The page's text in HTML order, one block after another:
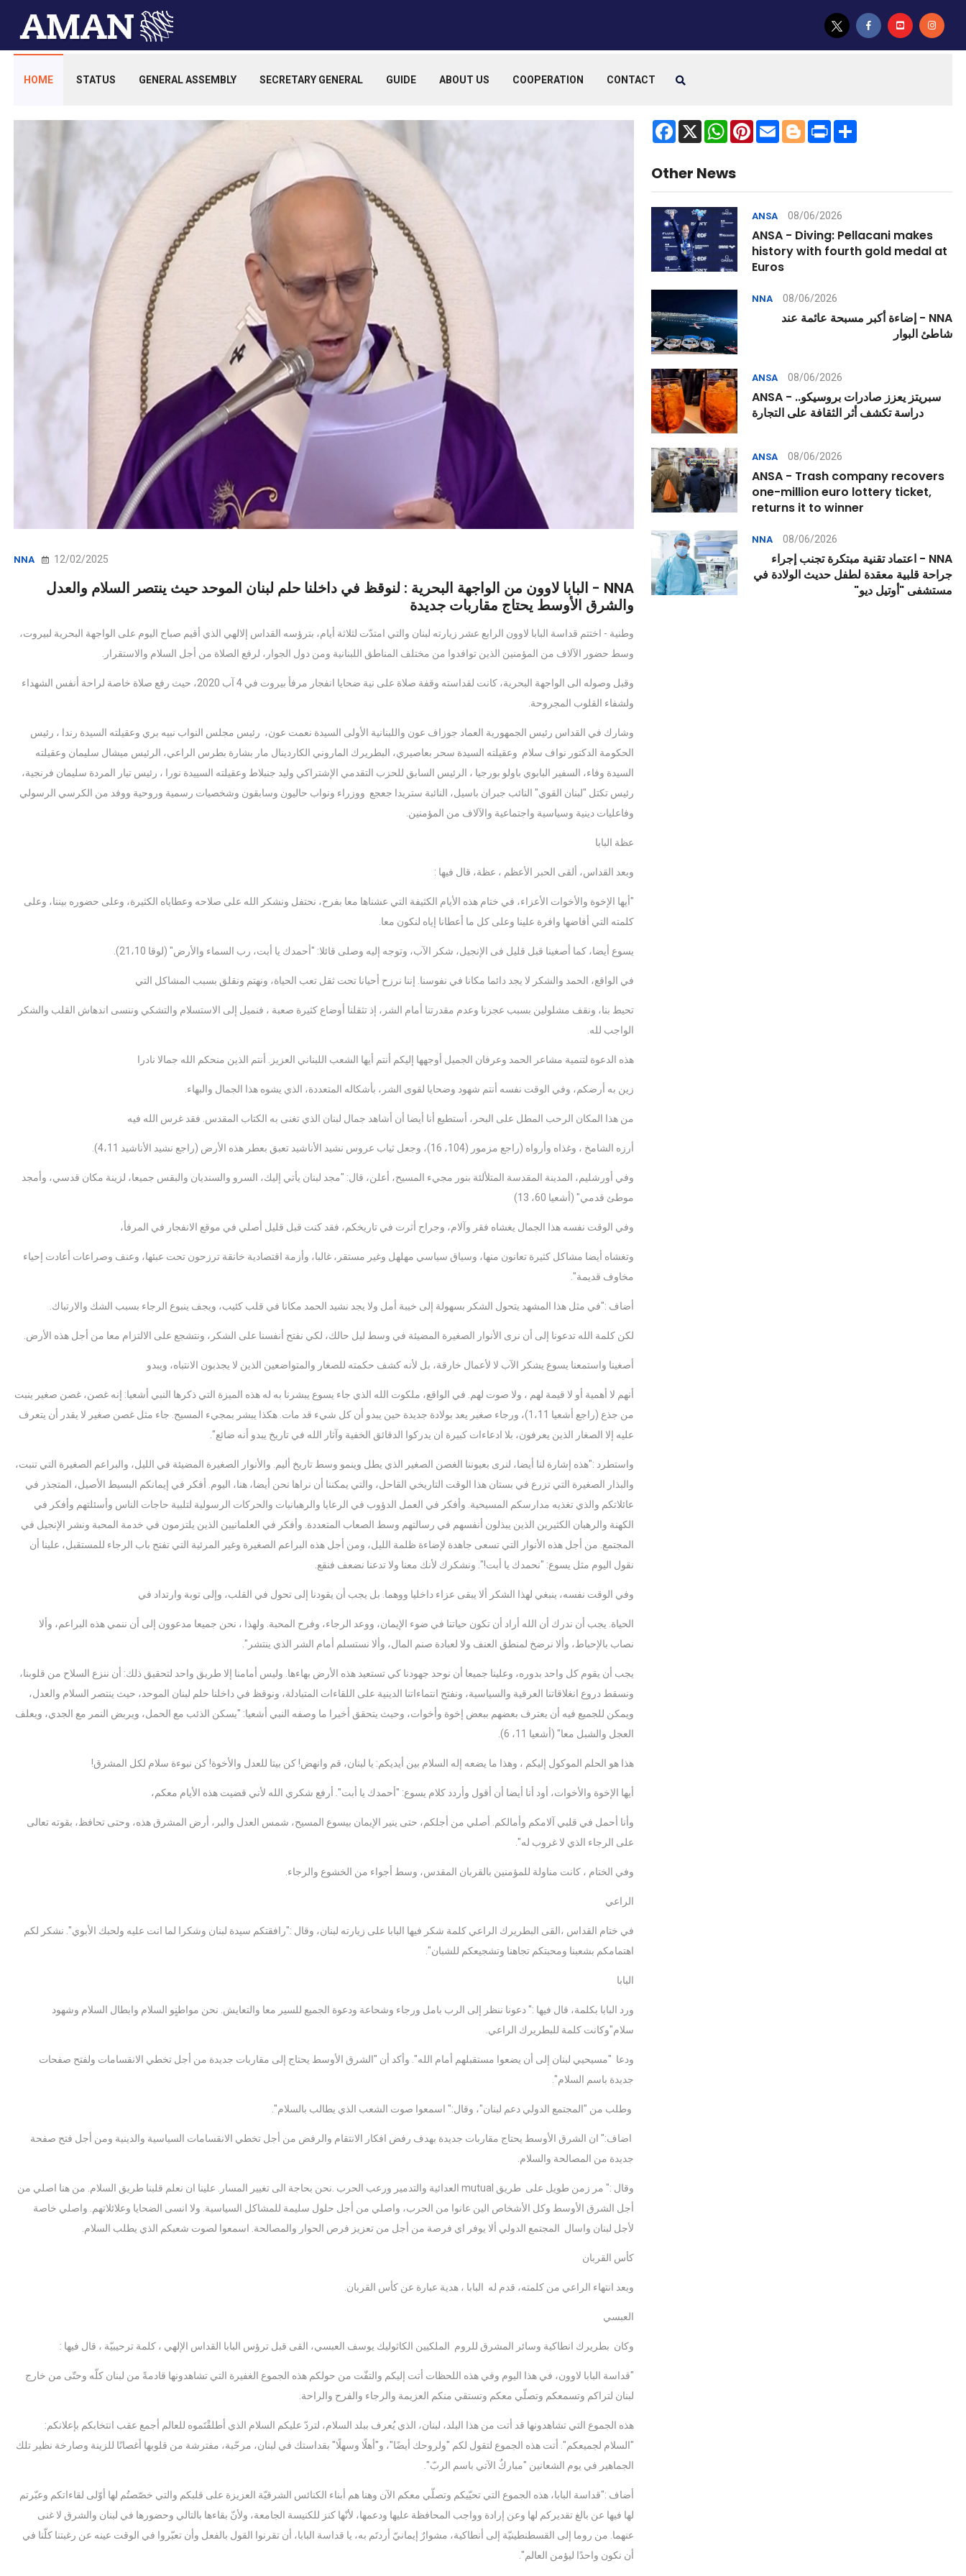
HOME STATUS GENERAL ASSEMBLY SECRETARY GENERAL GUIDE ABOUT US COOPERATION CONTACT
NNA 12/02/2025
NNA - البابا لاوون من الواجهة البحرية : لنوقظ في داخلنا حلم لبنان الموحد حيث ينتصر السلام والعدل
والشرق الأوسط يحتاج مقاربات جديدة
وطنية - اختتم قداسة البابا لاوون الرابع عشر زيارته لبنان والتي امتدّت لثلاثة أيام، بترؤسه القداس إلالهي الذي أقيم صباح اليوم على الواجهة البحرية لبيروت،
وسط حضور الآلاف من المؤمنين الذين توافدوا من مختلف المناطق اللبنانية ومن دول الجوار، لرفع الصلاة من أجل السلام والاستقرار.
وقبل وصوله الى الواجهة البحرية، كانت لقداسته وقفة صلاة على نية ضحايا انفجار مرفأ بيروت في 4 آب 2020، حيث رفع صلاة خاصة لراحة أنفس الشهداء
ولشفاء القلوب المجروحة.
وشارك في القداس رئيس الجمهورية العماد جوزاف عون واللبنانية الأولى السيدة نعمت عون، رئيس مجلس النواب نبيه بري وعقيلته السيدة رندا ، رئيس
الحكومة الدكتور نواف سلام وعقيلته السيدة سحر بعاصيري، البطريرك الماروني الكاردينال مار بشارة بطرس الراعي، الرئيس ميشال سليمان وعقيلته
السيدة وفاء، السفير البابوي باولو بورجيا ، الرئيس السابق للحزب التقدمي الإشتراكي وليد جنبلاط وعقيلته السييدة نورا ، رئيس تيار المردة سليمان فرنجية،
رئيس تكتل "لبنان القوي" النائب جبران باسيل، النائبة ستريدا جعجع ووزراء ونواب حاليون وسابقون وشخصيات رسمية وروحية ووفد من الكرسي الرسولي
وفاعليات دينية وسياسية واجتماعية والآلاف من المؤمنين.
عظة البابا
وبعد القداس، ألقى الحبر الأعظم ، عظة، قال فيها :
"أيها الإخوة والأخوات الأعزاء، في ختام هذه الأيام الكثيفة التي عشناها معا بفرح، نحتفل ونشكر الله على صلاحه وعطاياه الكثيرة، وعلى حضوره بيننا، وعلى
كلمته التي أفاضها وافرة علينا وعلى كل ما أعطانا إياه لنكون معا.
يسوع أيضا، كما أصغينا قبل قليل فى الإنجيل، شكر الآب، وتوجه إليه وصلى قائلا: "أحمدك يا أبت، رب السماء والأرض" (لوقا 21،10).
في الواقع، الحمد والشكر لا يجد دائما مكانا في نفوسنا. إننا نرزح أحيانا تحت ثقل تعب الحياة، ونهتم ونقلق بسبب المشاكل التي
تحيط بنا، ونقف مشلولين بسبب عجزنا وعدم مقدرتنا أمام الشر، إذ تثقلنا أوضاع كثيرة صعبة ، فنميل إلى الاستسلام والتشكي وننسى اندهاش القلب والشكر
الواجب لله.
هذه الدعوة لتنمية مشاعر الحمد وعرفان الجميل أوجهها إليكم أنتم أيها الشعب اللبناني العزيز. أنتم الذين منحكم الله جمالا نادرا
زين به أرضكم، وفي الوقت نفسه أنتم شهود وضحايا لقوى الشر، بأشكاله المتعددة، الذي يشوه هذا الجمال والبهاء.
من هذا المكان الرحب المطل على البحر، أستطيع أنا أيضا أن أشاهد جمال لبنان الذي تغنى به الكتاب المقدس. فقد غرس الله فيه
أرزه الشامخ ، وغذاه وأرواه (راجع مزمور (104، 16)، وجعل ثياب عروس نشيد الأناشيد تعبق بعطر هذه الأرض (راجع نشيد الأناشيد 4،11).
وفي أورشليم، المدينة المقدسة المتلألئة بنور مجيء المسيح، أعلن، قال: "مجد لبنان يأتي إليك، السرو والسنديان والبقس جميعا، لزينة مكان قدسي، وأمجد
موطئ قدمي" (أشعيا 60، 13)
وفي الوقت نفسه هذا الجمال يغشاه فقر وآلام، وجراح أثرت في تاريخكم، فقد كنت قبل قليل أصلي في موقع الانفجار في المرفأ،
وتغشاه أيضا مشاكل كثيرة تعانون منها، وسياق سياسي مهلهل وغير مستقر، غالبا، وأزمة اقتصادية خانقة ترزحون تحت عبئها، وعنف وصراعات أعادت إحياء
مخاوف قديمة".
أضاف :"في مثل هذا المشهد يتحول الشكر بسهولة إلى خيبة أمل ولا يجد نشيد الحمد مكانا في قلب كئيب، ويجف ينبوع الرجاء بسبب الشك والارتباك.
لكن كلمة الله تدعونا إلى أن نرى الأنوار الصغيرة المضيئة في وسط ليل حالك، لكي نفتح أنفسنا على الشكر، ونتشجع على الالتزام معا من أجل هذه الأرض.
أصغينا واستمعنا يسوع يشكر الآب لا لأعمال خارقة، بل لأنه كشف حكمته للصغار والمتواضعين الذين لا يجذبون الانتباه، ويبدو
أنهم لا أهمية أو لا قيمة لهم ، ولا صوت لهم. في الواقع، ملكوت الله الذي جاء يسوع يبشرنا به له هذه الميزة التي ذكرها النبي أشعيا: إنه غصن، غصن صغير ينبت
من جذع (راجع أشعيا 1،11)، ورجاء صغير يعد بولادة جديدة حين يبدو أن كل شيء قد مات. هكذا يبشر بمجيء المسيح. جاء مثل غصن صغير لا يقدر أن يتعرف
عليه إلا الصغار الذين يعرفون، بلا ادعاءات كبيرة ان يدركوا الدقائق الخفية وآثار الله في تاريخ يبدو أنه ضائع".
واستطرد :"هذه إشارة لنا أيضا، لنرى بعيوننا الغصن الصغير الذي يطل وينمو وسط تاريخ أليم. والأنوار الصغيرة المضيئة في الليل، والبراعم الصغيرة التي تنبت،
والبذار الصغيرة التي تزرع في بستان هذا الوقت التاريخي القاحل، والتي يمكننا أن نراها نحن أيضا، هنا، اليوم. أفكر في إيمانكم البسيط الأصيل، المتجذر في
عائلاتكم والذي تغذيه مدارسكم المسيحية. وأفكر في العمل الدؤوب في الرعايا والرهبانيات والحركات الرسولية لتلبية حاجات الناس وأسئلتهم وأفكر في
الكهنة والرهبان الكثيرين الذين يبذلون أنفسهم في رسالتهم وسط الصعاب المتعددة. وأفكر في العلمانيين الذين يلتزمون في خدمة المحبة ونشر الإنجيل في
المجتمع. من أجل هذه الأنوار التي تسعى جاهدة لإضاءة ظلمة الليل، ومن أجل هذه البراعم الصغيرة وغير المرئية التي تفتح باب الرجاء للمستقبل، علينا أن
نقول اليوم مثل يسوع: "نحمدك يا أبت!". ونشكرك لأنك معنا ولا تدعنا نضعف فنقع.
وفي الوقت نفسه، ينبغي لهذا الشكر ألا يبقى عزاء داخليا ووهما. بل يجب أن يقودنا إلى تحول في القلب، وإلى توبة وارتداد في
الحياة. يجب أن ندرك أن الله أراد أن تكون حياتنا في ضوء الإيمان، ووعد الرجاء، وفرح المحبة. ولهذا ، نحن جميعا مدعوون إلى أن ننمي هذه البراعم، وألا
نصاب بالإحباط، وألا نرضخ لمنطق العنف ولا لعبادة صنم المال، وألا نستسلم أمام الشر الذي ينتشر".
يجب أن يقوم كل واحد بدوره، وعلينا جميعا أن نوحد جهودنا كي تستعيد هذه الأرض بهاءها. وليس أمامنا إلا طريق واحد لتحقيق ذلك: أن ننزع السلاح من قلوبنا،
ونسقط دروع انغلاقاتنا العرقية والسياسية، ونفتح انتماءاتنا الدينية على اللقاءات المتبادلة، ونوقظ في داخلنا حلم لبنان الموحد، حيث ينتصر السلام والعدل،
ويمكن للجميع فيه أن يعترف بعضهم ببعض إخوة وأخوات، وحيث يتحقق أخيرا ما وصفه النبي أشعيا: "يسكن الذئب مع الحمل، ويربض النمر مع الجدي، ويعلف
العجل والشبل معا" (أشعيا 11، 6).
هذا هو الحلم الموكول إليكم ، وهذا ما يضعه إله السلام بين أيديكم: يا لبنان، قم وانهض! كن بيتا للعدل والأخوة! كن نبوءة سلام لكل المشرق!
أيها الإخوة والأخوات، أود أنا أيضا أن أقول وأردد كلام يسوع: "أحمدك يا أبت". أرفع شكري الله لأني قضيت هذه الأيام معكم،
وأنا أحمل في قلبي آلامكم وأمالكم. أصلي من أجلكم، حتى ينير الإيمان بيسوع المسيح، شمس العدل والبر، أرض المشرق هذه، وحتى تحافظ، بقوته تعالى
على الرجاء الذي لا غروب له".
وفي الختام ، كانت مناولة للمؤمنين بالقربان المقدس، وسط أجواء من الخشوع والرجاء.
الراعي
في ختام القداس ،القى البطريرك الراعي كلمة شكر فيها البابا على زيارته لبنان، وقال :"رافقتكم سيدة لبنان وشكرا لما انت عليه ولحبك الأبوي". نشكر لكم
اهتمامكم بشعبنا ومحبتكم تجاهنا وتشجيعكم للشبان".
البابا
ورد البابا بكلمة، قال فيها :" دعونا ننظر إلى الرب بامل ورجاء وشحاعة ودعوة الجميع للسير معا والتعايش. نحن مواطنٍو السلام وابطال السلام وشهود
سلام"وكانت كلمة للبطريرك الراعي.
ودعا "مسيحيي لبنان إلى أن يضعوا مستقبلهم أمام الله". وأكد أن "الشرق الأوسط يحتاج إلى مقاربات جديدة من أجل تخطي الانقسامات ولفتح صفحات
جديدة باسم السلام".
وطلب من "المجتمع الدولي دعم لبنان"، وقال:" اسمعوا صوت الشعب الذي يطالب بالسلام".
اضاف:" ان الشرق الأوسط يحتاج مقاربات جديدة بهدف رفض افكار الانتقام والرفض من أجل تخطي الانقسامات السياسية والدينية ومن أجل فتح صفحة
جديدة من المصالحة والسلام.
وقال :" مر زمن طويل على طريق mutual العدائية والتدمير ورعب الحرب .نحن بحاجة الى تغيير المسار. علينا ان نعلم قلبنا طريق السلام. من هنا اصلي من
أجل الشرق الأوسط وكل الأشخاص الين عانوا من الحرب، واصلي من أجل حلول سليمة للمشاكل السياسية. ولا انسى الضحايا وعلائلاتهم. واصلي خاصة
لأجل لبنان واسال المجتمع الدولي ألا يوفر اي فرصة من أجل من تعزيز فرص الحوار والمصالحة. اسمعوا لصوت شعبكم الذي يطلب السلام.
كأس القربان
وبعد انتهاء الراعي من كلمته، قدم له البابا ، هدية عبارة عن كأس القربان.
العبسي
وكان بطريرك انطاكية وسائر المشرق للروم الملكيين الكاثوليك يوسف العبسي، القى قبل ترؤس البابا القداس الإلهي ، كلمة ترحيبيّة ، قال فيها :
"قداسة البابا لاوون، في هذا اليوم وفي هذه اللحظات أتت إليكم والتفّت من حولكم هذه الجموع الغفيرة التي تشاهدونها قادمةً من لبنان كلّه وحتّى من خارج
لبنان لتراكم وتسمعكم وتصلّي معكم وتستقي منكم العزيمة والرجاء والفرح والراحة.
هذه الجموع التي تشاهدونها قد أتت من هذا البلد، لبنان، الذي يُعرف ببلد السلام، لتردّ عليكم السلام الذي أطلقْتَموه للعالم أجمع عقب انتخابكم بإعلانكم:
"السلام لجميعكم". أتت هذه الجموع لتقول لكم "ولروحك أيضًا"، و"أهلًا وسهلًا" بقداستك في لبنان، مرحّبة، مفترشة من قلوبها أغصانًا للزينة وصارخة نظير تلك
الجماهير في يوم الشعانين "مباركٌ الآتي باسم الربّ".
أضاف :"قداسة البابا، هذه الجموع التي تحيّيكم وتصلّي معكم الآن وهنا هم أبناء الكنائس الشرقيّة العزيزة على قلبكم والتي خصّصتُم لها أوّلى لقاءاتكم وعبّرتم
لها فيها عن بالغ تقديركم لها وعن إرادة وواجب المحافظة عليها ودعمها، لأنّها كنز للكنيسة الجامعة، ولأنّ بقاءها بالتالي وحضورها في لبنان والشرق لا غنى
عنهما. من روما إلى القسطنطينيّة إلى أنطاكية، مشوارٌ إيمانيّ أردتَم به، يا قداسة البابا، أن تقرنوا القول بالفعل وأن تعبّروا في الوقت عينه عن رغبتنا كلّنا في
أن نكون واحدًا ليؤمن العالم".
Facebook
X WhatsApp
Pinterest
EmailBlogger
Print Share
Other News
ANSA 08/06/2026
ANSA - Diving: Pellacani makes
history with fourth gold medal at
Euros
NNA 08/06/2026
NNA - إضاءة أكبر مسبحة عائمة عند
شاطئ البوار
ANSA 08/06/2026
ANSA - سبريتز يعزز صادرات بروسيكو..
دراسة تكشف أثر الثقافة على التجارة
ANSA 08/06/2026
ANSA - Trash company recovers
one-million euro lottery ticket,
returns it to winner
NNA 08/06/2026
NNA - اعتماد تقنية مبتكرة تجنب إجراء
جراحة قلبية معقدة لطفل حديث الولادة في
مستشفى "أوتيل ديو"